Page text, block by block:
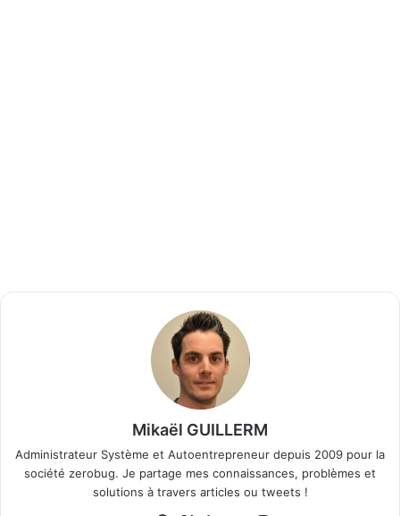
Mikaël GUILLERM
Administrateur Système et Autoentrepreneur depuis 2009 pour la
société zerobug. Je partage mes connaissances, problèmes et
solutions à travers articles ou tweets !